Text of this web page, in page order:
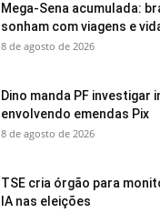
Mega-Sena acumulada:
sonham com viagens e
8 de agosto de 2026
Dino manda PF investigar
envolvendo emendas Pix
8 de agosto de 2026
TSE cria órgão para
IA nas eleições